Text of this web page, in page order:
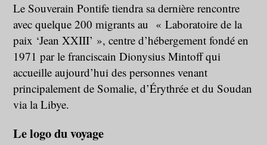
Le Souverain Pontife tiendra sa dernière rencontre
avec quelque 200 migrants au « Laboratoire de la
paix ‘Jean XXIII’ », centre d’hébergement fondé en
1971 par le franciscain Dionysius Mintoff qui
accueille aujourd’hui des personnes venant
principalement de Somalie, d’Érythrée et du Soudan
via la Libye.
Le logo du voyage